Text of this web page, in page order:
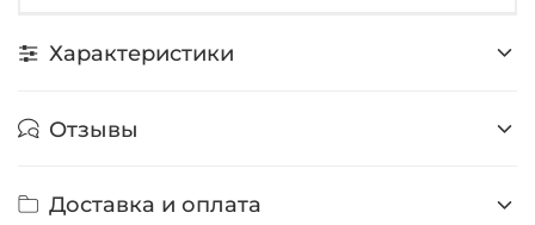
Характеристики
Отзывы
Доставка и оплата